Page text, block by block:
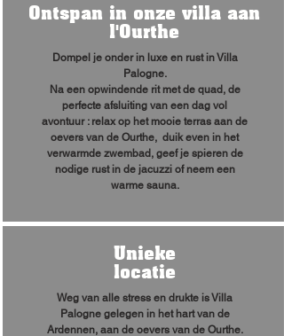
Ontspan in onze villa aan
l'Ourthe
Dompel je onder in luxe en rust in Villa
Palogne.
Na een opwindende rit met de quad, de
perfecte afsluiting van een dag vol
avontuur : relax op het mooie terras aan de
oevers van de Ourthe, duik even in het
verwarmde zwembad, geef je spieren de
nodige rust in de jacuzzi of neem een
warme sauna.
Unieke
locatie
Weg van alle stress en drukte is Villa
Palogne gelegen in het hart van de
Ardennen, aan de oevers van de Ourthe.